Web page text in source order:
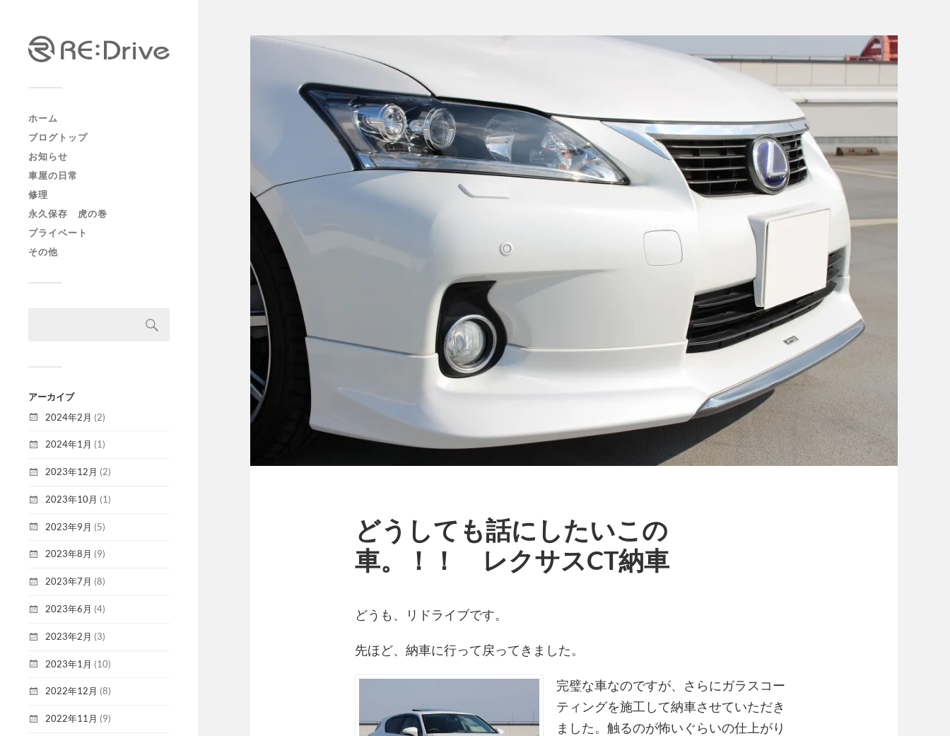
ホーム
ブログトップ
お知らせ
車屋の日常
修理
永久保存 虎の巻
プライベート
その他
アーカイブ
2024年2月 (2)
2024年1月 (1)
2023年12月 (2)
2023年10月 (1)
2023年9月 (5)
2023年8月 (9)
2023年7月 (8)
2023年6月 (4)
2023年2月 (3)
2023年1月 (10)
2022年12月 (8)
2022年11月 (9)
どうしても話にしたいこの
車。！！ レクサスCT納車
どうも、リドライブです。
先ほど、納車に行って戻ってきました。
完璧な車なのですが、さらにガラスコー
ティングを施工して納車させていただき
ました。触るのが怖いぐらいの仕上がり